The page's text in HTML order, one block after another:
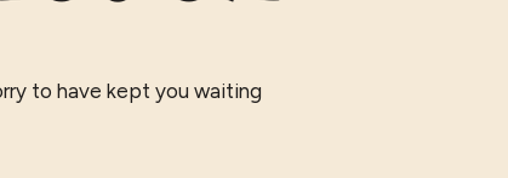
to have kept you waiting